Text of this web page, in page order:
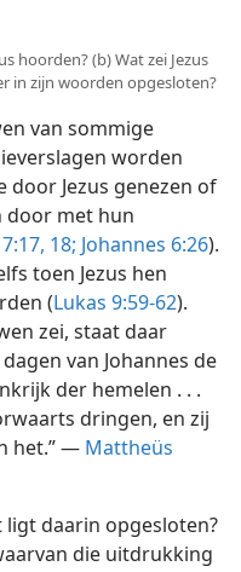
hoorden? (b) Wat zei Jezus
in zijn woorden opgesloten?
van sommige
worden
door Jezus genezen of
door met hun
18; Johannes 6:26).
toen Jezus hen
(Lukas 9:59-62).
zei, staat daar
van Johannes de
der hemelen . . .
dringen, en zij
het.” — Mattheüs
daarin opgesloten?
die uitdrukking